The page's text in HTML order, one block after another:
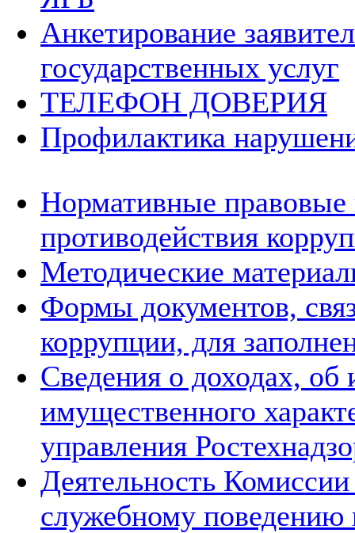
Анкетирование
государственных услуг
ТЕЛЕФОН ДОВЕРИЯ
Профилактика
Нормативные
противодействия
Методические
Формы документов,
коррупции, для
Сведения о доходах, об
имущественного
управления
Деятельность
служебному поведению